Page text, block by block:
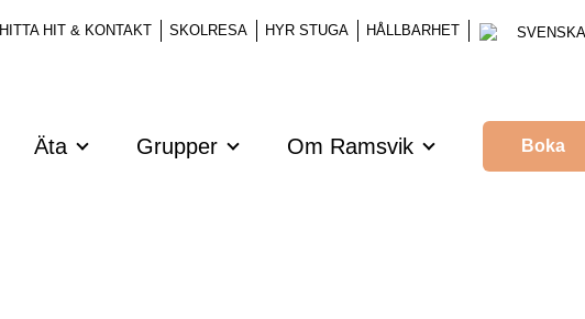
HITTA HIT & KONTAKT SKOLRESA HYR STUGA HÅLLBARHET SVENSKA
Äta Grupper Om Ramsvik Boka